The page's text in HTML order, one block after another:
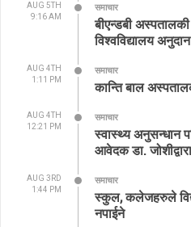
AUG 5TH
9:16 AM
समाचार
बीएन्डबी अस्पतालकी
विश्वविद्यालय
AUG 4TH
1:11 PM
समाचार
कान्ति बाल
AUG 4TH
12:21 PM
समाचार
स्वास्थ्य अनुसन्धान
आवेदक डा.
AUG 3RD
1:44 PM
समाचार
स्कुल, कलेजहरुले
नपाईने